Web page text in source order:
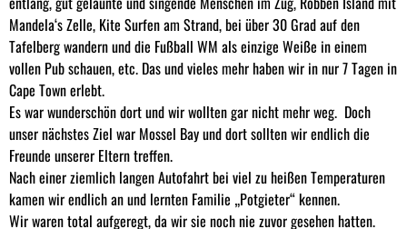
Mandela‘s Zelle, Kite Surfen am Strand, bei über 30 Grad auf den
Tafelberg wandern und die Fußball WM als einzige Weiße in einem
vollen Pub schauen, etc. Das und vieles mehr haben wir in nur 7 Tagen in
Cape Town erlebt.
Es war wunderschön dort und wir wollten gar nicht mehr weg. Doch
unser nächstes Ziel war Mossel Bay und dort sollten wir endlich die
Freunde unserer Eltern treffen.
Nach einer ziemlich langen Autofahrt bei viel zu heißen Temperaturen
kamen wir endlich an und lernten Familie „Potgieter“ kennen.
Wir waren total aufgeregt, da wir sie noch nie zuvor gesehen hatten.